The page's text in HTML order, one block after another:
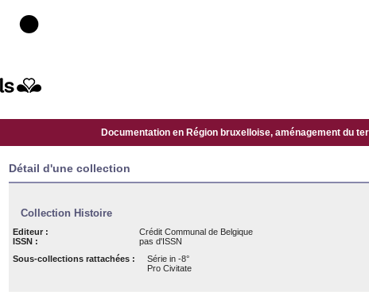
Documentation en Région bruxelloise, aménagement du
Détail d'une collection
Collection Histoire
Editeur :
Crédit Communal de Belgique
ISSN :
pas d'ISSN
Sous-collections rattachées :
Série in -8°
Pro Civitate